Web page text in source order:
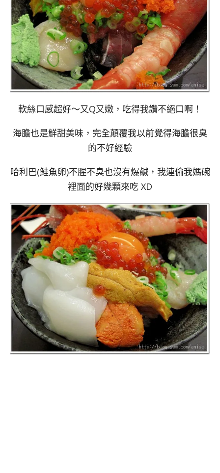
軟絲口感超好～又Q又嫩，吃得我讚不絕口啊！
海膽也是鮮甜美味，完全顛覆我以前覺得海膽很臭
的不好經驗
哈利巴(鮭魚卵)不腥不臭也沒有爆鹹，我連偷我媽碗
裡面的好幾顆來吃 XD